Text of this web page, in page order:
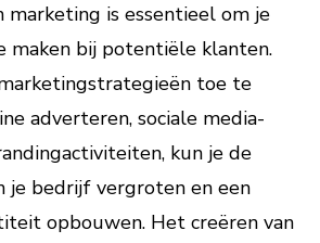
marketing is essentieel om je
maken bij potentiële klanten.
toe te
adverteren, sociale media-
kun je de
je bedrijf vergroten en een
opbouwen. Het creëren van